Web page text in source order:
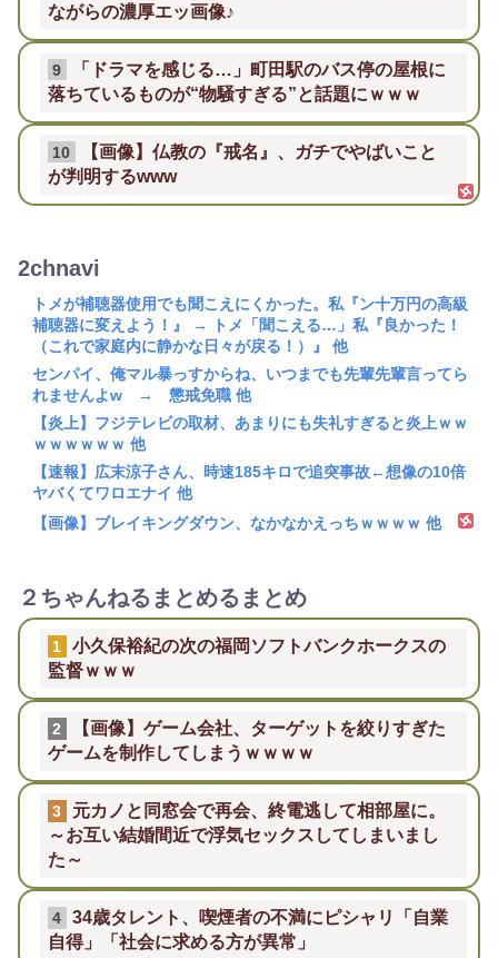
ながらの濃厚エッ画像♪
9
「ドラマを感じる…」町田駅のバス停の屋根に
落ちているものが“物騒すぎる”と話題にｗｗｗ
10
【画像】仏教の『戒名』、ガチでやばいこと
が判明するwww
2chnavi
トメが補聴器使用でも聞こえにくかった。私『ン十万円の高級
補聴器に変えよう！』 → トメ「聞こえる…」私『良かった！
（これで家庭内に静かな日々が戻る！）』 他
センパイ、俺マル暴っすからね、いつまでも先輩先輩言ってら
れませんよw → 懲戒免職 他
【炎上】フジテレビの取材、あまりにも失礼すぎると炎上ｗｗ
ｗｗｗｗｗｗ 他
【速報】広末涼子さん、時速185キロで追突事故←想像の10倍
ヤバくてワロエナイ 他
【画像】ブレイキングダウン、なかなかえっちｗｗｗｗ 他
２ちゃんねるまとめるまとめ
1
小久保裕紀の次の福岡ソフトバンクホークスの
監督ｗｗｗ
2
【画像】ゲーム会社、ターゲットを絞りすぎた
ゲームを制作してしまうｗｗｗｗ
3
元カノと同窓会で再会、終電逃して相部屋に。
～お互い結婚間近で浮気セックスしてしまいまし
た～
4
34歳タレント、喫煙者の不満にピシャリ「自業
自得」「社会に求める方が異常」